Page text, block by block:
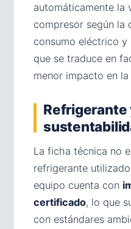
automáticamente la
compresor según la
consumo eléctrico
que se traduce en
menor impacto en
Refrigerante
La ficha técnica no
refrigerante
equipo cuenta con
certificado, lo que
con estándares